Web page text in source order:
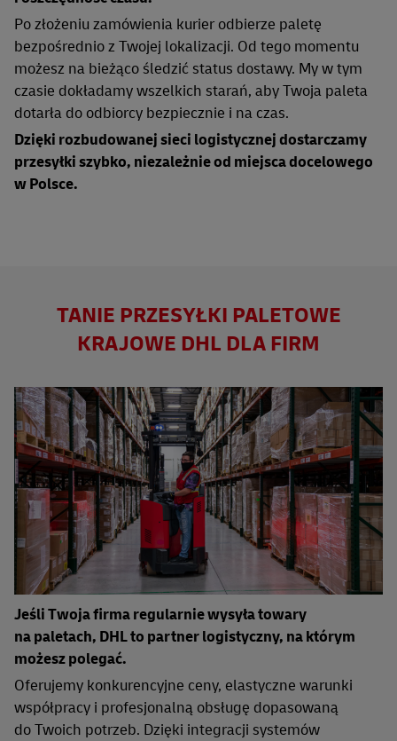
Po złożeniu zamówienia kurier odbierze paletę
bezpośrednio z Twojej lokalizacji. Od tego momentu
możesz na bieżąco śledzić status dostawy. My w tym
czasie dokładamy wszelkich starań, aby Twoja paleta
dotarła do odbiorcy bezpiecznie i na czas.
Dzięki rozbudowanej sieci logistycznej dostarczamy
przesyłki szybko, niezależnie od miejsca docelowego
w Polsce.
TANIE PRZESYŁKI PALETOWE
KRAJOWE DHL DLA FIRM
Jeśli Twoja firma regularnie wysyła towary
na paletach, DHL to partner logistyczny, na którym
możesz polegać.
Oferujemy konkurencyjne ceny, elastyczne warunki
współpracy i profesjonalną obsługę dopasowaną
do Twoich potrzeb. Dzięki integracji systemów